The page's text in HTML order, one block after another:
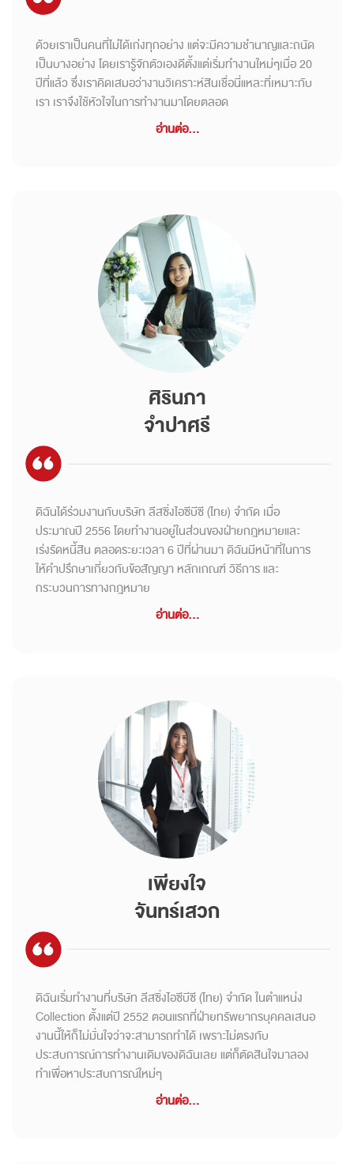
ด้วยเราเป็นคนที่ไม่ได้เก่งทุกอย่าง แต่จะมีความชำนาญและถนัด
เป็นบางอย่าง โดยเรารู้จักตัวเองดีตั้งแต่เริ่มทำงานใหม่ๆเมื่อ 20
ปีที่แล้ว ซึ่งเราคิดเสมอว่างานวิเคราะห์สินเชื่อนี่แหละที่เหมาะกับ
เรา เราจึงใช้หัวใจในการทำงานมาโดยตลอด
อ่านต่อ...
ศิรินภา
จำปาศรี
ดิฉันได้ร่วมงานกับบริษัท ลีสซิ่งไอซีบีซี (ไทย) จำกัด เมื่อ
ประมาณปี 2556 โดยทำงานอยู่ในส่วนของฝ่ายกฎหมายและ
เร่งรัดหนี้สิน ตลอดระยะเวลา 6 ปีที่ผ่านมา ดิฉันมีหน้าที่ในการ
ให้คำปรึกษาเกี่ยวกับข้อสัญญา หลักเกณฑ์ วิธีการ และ
กระบวนการทางกฎหมาย
อ่านต่อ...
เพียงใจ
จันทร์เสวก
ดิฉันเริ่มทำงานที่บริษัท ลีสซิ่งไอซีบีซี (ไทย) จำกัด ในตำแหน่ง
Collection ตั้งแต่ปี 2552 ตอนแรกที่ฝ่ายทรัพยากรบุคคลเสนอ
งานนี้ให้ก็ไม่มั่นใจว่าจะสามารถทำได้ เพราะไม่ตรงกับ
ประสบการณ์การทำงานเดิมของดิฉันเลย แต่ก็ตัดสินใจมาลอง
ทำเพื่อหาประสบการณ์ใหม่ๆ
อ่านต่อ...